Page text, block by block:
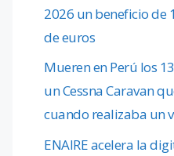
2026 un beneficio de
de euros
Mueren en Perú los
un Cessna Caravan
cuando realizaba un
ENAIRE acelera la